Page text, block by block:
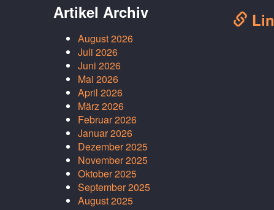
Artikel Archiv
August 2026
Juli 2026
Juni 2026
Mai 2026
April 2026
März 2026
Februar 2026
Januar 2026
Dezember 2025
November 2025
Oktober 2025
September 2025
August 2025